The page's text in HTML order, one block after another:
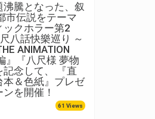
沸騰となった、叙
市伝説をテーマ
ックホラー第2
八話快樂巡り ～
ANIMATION
』『八尺様 夢物
念して、 『直
本＆色紙』プレゼ
を開催！
61 Views